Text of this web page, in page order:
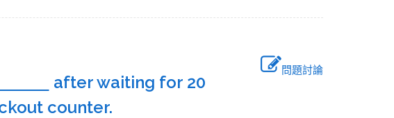
問題討論
after waiting for 20
counter.